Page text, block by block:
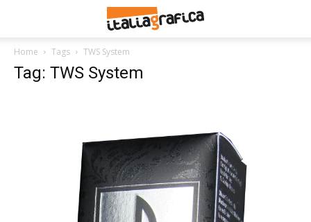
Home Tags TWS System
Tag: TWS System